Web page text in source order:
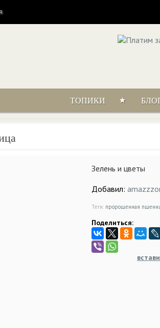
ТОПИКИ
Зелень и цветы
Добавил:
Теги: пророщенная
Поделиться: